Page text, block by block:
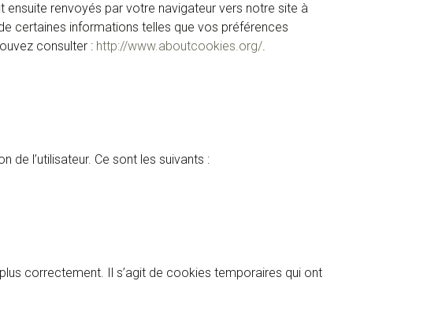
ensuite renvoyés par votre navigateur vers notre site à
certaines informations telles que vos préférences
consulter : http://www.aboutcookies.org/.
de l’utilisateur. Ce sont les suivants :
correctement. Il s’agit de cookies temporaires qui ont